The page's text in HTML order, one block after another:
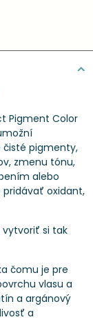
Pigment Color
čisté pigmenty,
zmenu tónu,
alebo
pridávať oxidant,
si tak
čomu je pre
vlasu a
a argánový
a